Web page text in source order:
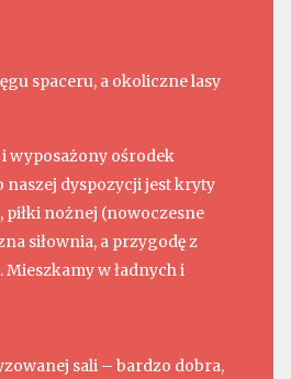
spaceru, a okoliczne lasy
wyposażony ośrodek
naszej dyspozycji jest kryty
nożnej (nowoczesne
siłownia, a przygodę z
w ładnych i
sali – bardzo dobra,